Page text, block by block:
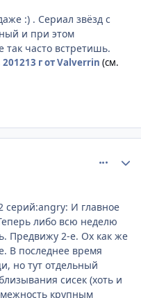
:) . Сериал звёзд с
и при этом
часто встретишь.
201213 гот Valverrin (см.
серий:angry: И главное
либо всю неделю
Предвижу 2-е. Ох как же
В последнее время
но тут отдельный
сисек (хоть и
крупным